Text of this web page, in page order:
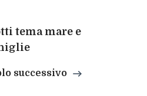
tema mare e
successivo